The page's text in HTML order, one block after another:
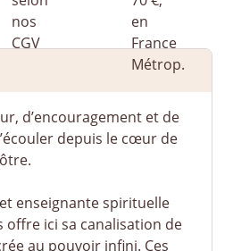
d’encouragement et de
depuis le cœur de
enseignante spirituelle
offre ici sa canalisation de
au pouvoir infini. Ces